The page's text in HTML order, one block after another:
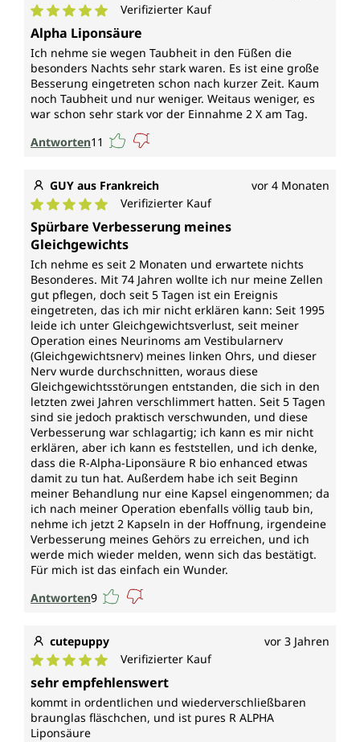
Durchschnittliche Bewertung von 5 von 5 Sternen
Verifizierter Kauf
Alpha Liponsäure
Ich nehme sie wegen Taubheit in den Füßen die
besonders Nachts sehr stark waren. Es ist eine große
Besserung eingetreten schon nach kurzer Zeit. Kaum
noch Taubheit und nur weniger. Weitaus weniger, es
war schon sehr stark vor der Einnahme 2 X am Tag.
Antworten11
GUY aus Frankreich vor 4 Monaten
Durchschnittliche Bewertung von 5 von 5 Sternen
Verifizierter Kauf
Spürbare Verbesserung meines
Gleichgewichts
Ich nehme es seit 2 Monaten und erwartete nichts
Besonderes. Mit 74 Jahren wollte ich nur meine Zellen
gut pflegen, doch seit 5 Tagen ist ein Ereignis
eingetreten, das ich mir nicht erklären kann: Seit 1995
leide ich unter Gleichgewichtsverlust, seit meiner
Operation eines Neurinoms am Vestibularnerv
(Gleichgewichtsnerv) meines linken Ohrs, und dieser
Nerv wurde durchschnitten, woraus diese
Gleichgewichtsstörungen entstanden, die sich in den
letzten zwei Jahren verschlimmert hatten. Seit 5 Tagen
sind sie jedoch praktisch verschwunden, und diese
Verbesserung war schlagartig; ich kann es mir nicht
erklären, aber ich kann es feststellen, und ich denke,
dass die R-Alpha-Liponsäure R bio enhanced etwas
damit zu tun hat. Außerdem habe ich seit Beginn
meiner Behandlung nur eine Kapsel eingenommen; da
ich nach meiner Operation ebenfalls völlig taub bin,
nehme ich jetzt 2 Kapseln in der Hoffnung, irgendeine
Verbesserung meines Gehörs zu erreichen, und ich
werde mich wieder melden, wenn sich das bestätigt.
Für mich ist das einfach ein Wunder.
Antworten9
cutepuppy vor 3 Jahren
Durchschnittliche Bewertung von 5 von 5 Sternen
Verifizierter Kauf
sehr empfehlenswert
kommt in ordentlichen und wiederverschließbaren
braunglas fläschchen, und ist pures R ALPHA
Liponsäure